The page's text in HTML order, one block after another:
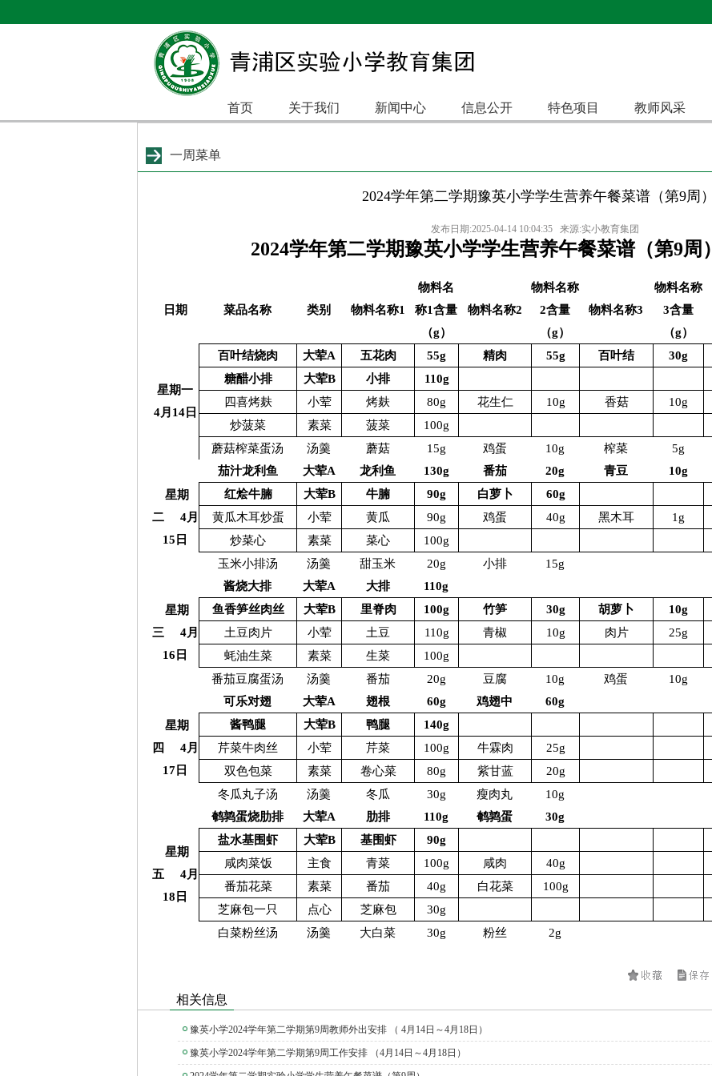
首页 关于我们 新闻中心 信息公开 特色项目 教师风采
一周菜单
2024学年第二学期豫英小学学生营养午餐菜谱（第9周）
发布日期:2025-04-14 10:04:35 来源:实小教育集团
2024学年第二学期豫英小学学生营养午餐菜谱（第9周）
日期 菜品名称 类别 物料名称1
物料名
称1含量
（g）
物料名称2
物料名称
2含量
（g）
物料名称3
物料名称
3含量
（g）
星期一
4月14日
百叶结烧肉 大荤A 五花肉 55g 精肉 55g 百叶结
30g
糖醋小排
大荤B 小排
110g
四喜烤麸
小荤 烤麸 80g 花生仁 10g 香菇 10g
炒菠菜
素菜 菠菜
100g
蘑菇榨菜蛋汤
汤羹 蘑菇 15g 鸡蛋 10g 榨菜 5g
星期
二 4月
15日
茄汁龙利鱼 大荤A 龙利鱼 130g 番茄 20g 青豆
10g
红烩牛腩
大荤B 牛腩 90g 白萝卜
60g
黄瓜木耳炒蛋
小荤 黄瓜 90g 鸡蛋 40g 黑木耳
1g
炒菜心
素菜 菜心
100g
玉米小排汤
汤羹 甜玉米 20g 小排 15g
星期
三 4月
16日
酱烧大排 大荤A 大排
110g
鱼香笋丝肉丝
大荤B 里脊肉 100g 竹笋 30g 胡萝卜
10g
土豆肉片
小荤 土豆 110g 青椒 10g 肉片
25g
蚝油生菜
素菜 生菜
100g
番茄豆腐蛋汤
汤羹 番茄 20g 豆腐 10g 鸡蛋 10g
星期
四 4月
17日
可乐对翅 大荤A 翅根 60g 鸡翅中
60g
酱鸭腿
大荤B 鸭腿
140g
芹菜牛肉丝
小荤 芹菜 100g 牛霖肉
25g
双色包菜
素菜 卷心菜 80g 紫甘蓝
20g
冬瓜丸子汤
汤羹 冬瓜 30g 瘦肉丸 10g
星期
五 4月
18日
鹌鹑蛋烧肋排 大荤A 肋排 110g 鹌鹑蛋
30g
盐水基围虾
大荤B 基围虾
90g
咸肉菜饭
主食 青菜 100g 咸肉
40g
番茄花菜
素菜 番茄 40g 白花菜
100g
芝麻包一只
点心 芝麻包
30g
白菜粉丝汤
汤羹 大白菜 30g 粉丝 2g
相关信息
豫英小学2024学年第二学期第9周教师外出安排 （ 4月14日～4月18日）
豫英小学2024学年第二学期第9周工作安排 （4月14日～4月18日）